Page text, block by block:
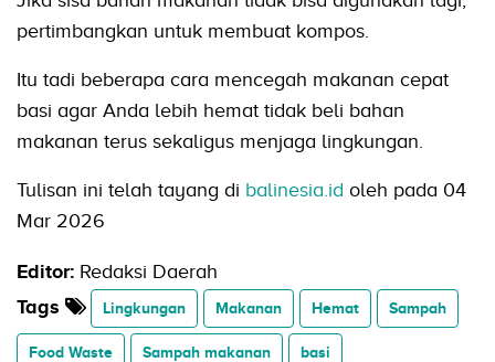
pertimbangkan untuk membuat kompos.
Itu tadi beberapa cara mencegah makanan cepat
basi agar Anda lebih hemat tidak beli bahan
makanan terus sekaligus menjaga lingkungan.
Tulisan ini telah tayang di balinesia.id oleh pada 04
Mar 2026
Editor: Redaksi Daerah
Tags
Lingkungan Makanan Hemat Sampah
Food Waste Sampah makanan basi